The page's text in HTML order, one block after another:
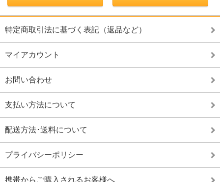
特定商取引法に基づく表記（返品など）
マイアカウント
お問い合わせ
支払い方法について
配送方法･送料について
プライバシーポリシー
携帯からご購入されるお客様へ